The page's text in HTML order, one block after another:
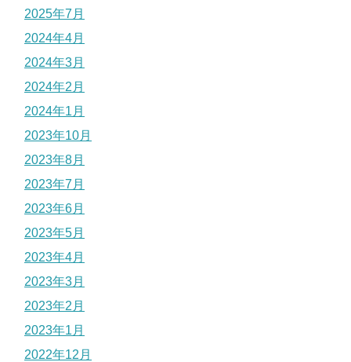
2025年7月
2024年4月
2024年3月
2024年2月
2024年1月
2023年10月
2023年8月
2023年7月
2023年6月
2023年5月
2023年4月
2023年3月
2023年2月
2023年1月
2022年12月